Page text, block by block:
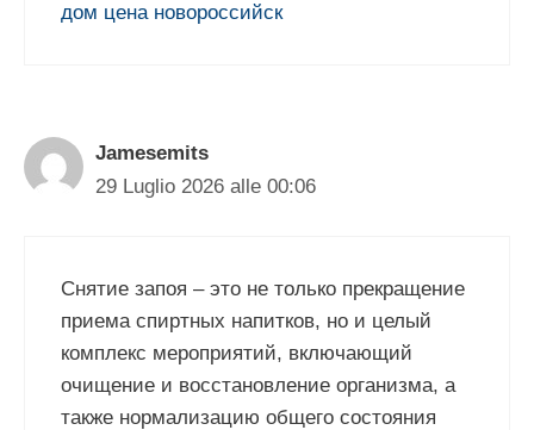
дом цена новороссийск
Jamesemits
29 Luglio 2026 alle 00:06
Снятие запоя – это не только прекращение
приема спиртных напитков, но и целый
комплекс мероприятий, включающий
очищение и восстановление организма, а
также нормализацию общего состояния